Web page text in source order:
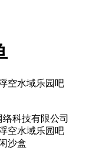
空水域乐园吧
科技有限公司
空水域乐园吧
沙盒